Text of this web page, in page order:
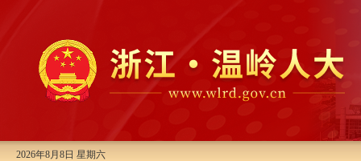
2026年8月8日 星期六